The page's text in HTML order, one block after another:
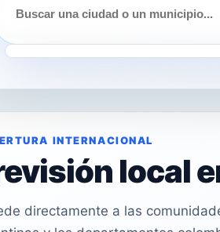
INTERNACIONAL
local
directamente a las